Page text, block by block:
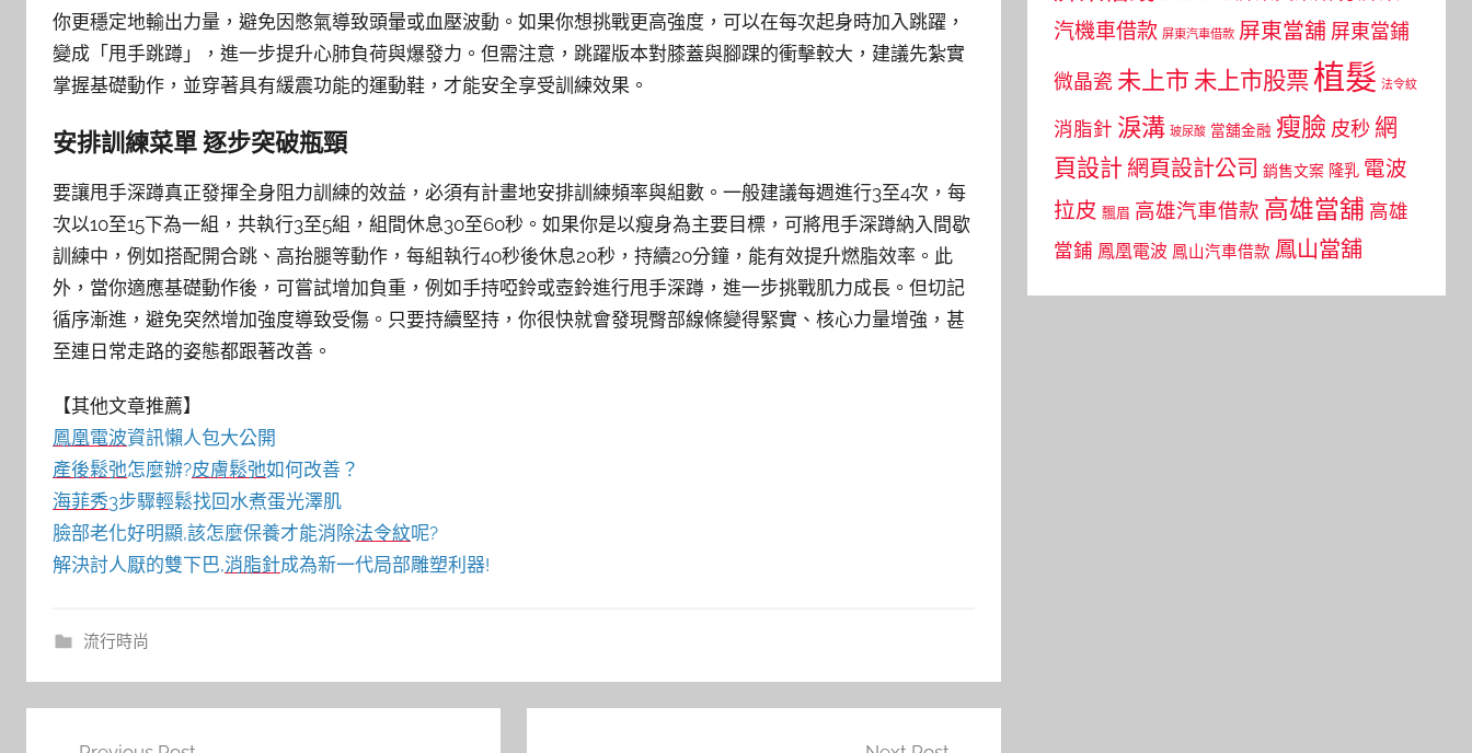
你更穩定地輸出力量，避免因憋氣導致頭暈或血壓波動。如果你想挑戰更高強度，可以在每次起身時加入跳躍，
變成「甩手跳蹲」，進一步提升心肺負荷與爆發力。但需注意，跳躍版本對膝蓋與腳踝的衝擊較大，建議先紮實
掌握基礎動作，並穿著具有緩震功能的運動鞋，才能安全享受訓練效果。
安排訓練菜單 逐步突破瓶頸
要讓甩手深蹲真正發揮全身阻力訓練的效益，必須有計畫地安排訓練頻率與組數。一般建議每週進行3至4次，每
次以10至15下為一組，共執行3至5組，組間休息30至60秒。如果你是以瘦身為主要目標，可將甩手深蹲納入間歇
訓練中，例如搭配開合跳、高抬腿等動作，每組執行40秒後休息20秒，持續20分鐘，能有效提升燃脂效率。此
外，當你適應基礎動作後，可嘗試增加負重，例如手持啞鈴或壺鈴進行甩手深蹲，進一步挑戰肌力成長。但切記
循序漸進，避免突然增加強度導致受傷。只要持續堅持，你很快就會發現臀部線條變得緊實、核心力量增強，甚
至連日常走路的姿態都跟著改善。
【其他文章推薦】
鳳凰電波資訊懶人包大公開
產後鬆弛怎麼辦?皮膚鬆弛如何改善？
海菲秀3步驟輕鬆找回水煮蛋光澤肌
臉部老化好明顯,該怎麼保養才能消除法令紋呢?
解決討人厭的雙下巴,消脂針成為新一代局部雕塑利器!
流行時尚
汽機車借款 屏東汽車借款 屏東當舖 屏東當鋪
微晶瓷 未上市 未上市股票植髮 法令紋
消脂針 淚溝 玻尿酸 當舖金融 瘦臉 皮秒 網
頁設計 網頁設計公司 銷售文案 隆乳 電波
拉皮 飄眉 高雄汽車借款 高雄當舖 高雄
當鋪 鳳凰電波 鳳山汽車借款 鳳山當舖